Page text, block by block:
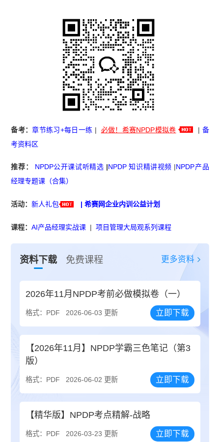
备考：章节练习+每日一练 | 必做！希赛NPDP模拟卷 | 备
考资料区
推荐： NPDP公开课试听精选 |NPDP 知识精讲视频 |NPDP产品
经理专题课（合集）
活动：新人礼包 | 希赛网企业内训公益计划
课程：AI产品经理实战课 |项目管理大局观系列课程
资料下载 免费课程 更多资料
2026年11月NPDP考前必做模拟卷（一）
格式：PDF 2026-06-03 更新 立即下载
【2026年11月】NPDP学霸三色笔记（第3
版）
格式：PDF 2026-06-02 更新 立即下载
【精华版】NPDP考点精解-战略
格式：PDF 2026-03-23 更新 立即下载